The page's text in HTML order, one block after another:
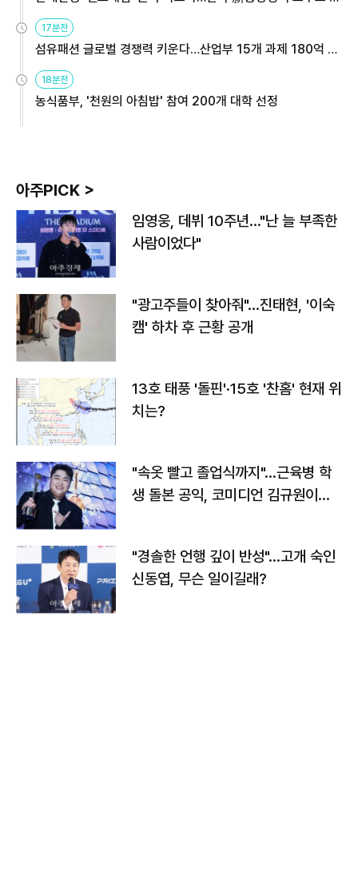
용해야
17분전
섬유패션 글로벌 경쟁력 키운다…산업부 15개 과제 180억 지
원
18분전
농식품부, '천원의 아침밥' 참여 200개 대학 선정
아주PICK >
임영웅, 데뷔 10주년…"난 늘 부족한
사람이었다"
"광고주들이 찾아줘"…진태현, '이숙
캠' 하차 후 근황 공개
13호 태풍 '돌핀'·15호 '찬홈' 현재 위
치는?
"속옷 빨고 졸업식까지"…근육병 학
생 돌본 공익, 코미디언 김규원이었
"경솔한 언행 깊이 반성"…고개 숙인
신동엽, 무슨 일이길래?